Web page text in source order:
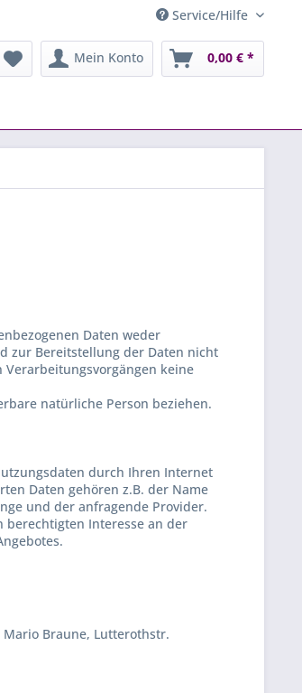
Service/Hilfe
Mein Konto 0,00 € *
Daten weder
zur Bereitstellung der Daten nicht
keine
natürliche Person beziehen.
durch Ihren Internet
Daten gehören z.B. der Name
und der anfragende Provider.
berechtigten Interesse an der
Mario Braune, Lutterothstr.